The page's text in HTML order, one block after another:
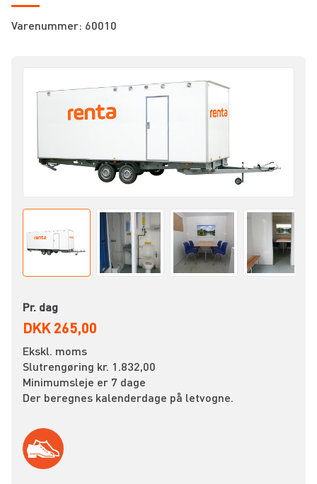
Varenummer: 60010
Pr. dag
DKK 265,00
Ekskl. moms
Slutrengøring kr. 1.832,00
Minimumsleje er 7 dage
Der beregnes kalenderdage på letvogne.